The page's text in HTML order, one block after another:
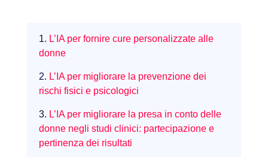
1. L’IA per fornire cure personalizzate alle
donne
2. L’IA per migliorare la prevenzione dei
rischi fisici e psicologici
3. L’IA per migliorare la presa in conto delle
donne negli studi clinici: partecipazione e
pertinenza dei risultati